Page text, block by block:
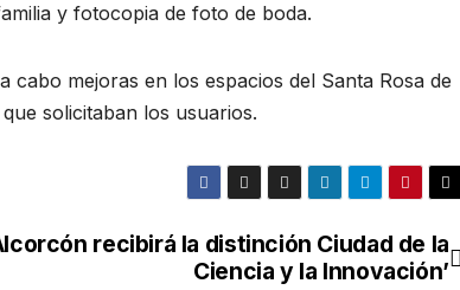
y fotocopia de foto de boda.
mejoras en los espacios del Santa Rosa de
solicitaban los usuarios.
recibirá la distinción Ciudad de la
Ciencia y la Innovación’